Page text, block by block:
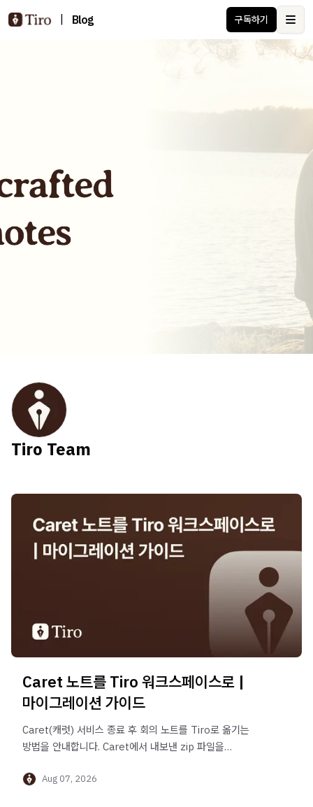
Blog 구독하기
Tiro Team
Caret 노트를 Tiro 워크스페이스로 |
마이그레이션 가이드
Caret(캐럿) 서비스 종료 후 회의 노트를 Tiro로 옮기는
방법을 안내합니다. Caret에서 내보낸 zip 파일을
있습니다. 2026년 9월 1일 이전에 데이터 내보내기를
Aug 07, 2026